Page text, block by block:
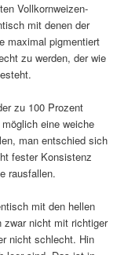
Vollkornweizen-
mit denen der
maximal pigmentiert
zu werden, der wie
zu 100 Prozent
eine weiche
man entschied sich
fester Konsistenz
rausfallen.
mit den hellen
zwar nicht mit richtiger
nicht schlecht. Hin